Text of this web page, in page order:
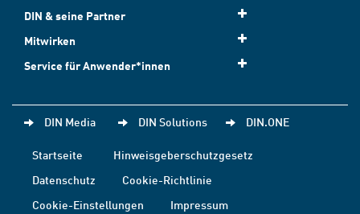
DIN & seine Partner
Mitwirken
Service für Anwender*innen
DIN Media DIN Solutions DIN.ONE
Startseite
Hinweisgeberschutzgesetz
Datenschutz
Cookie-Richtlinie
Cookie-Einstellungen
Impressum